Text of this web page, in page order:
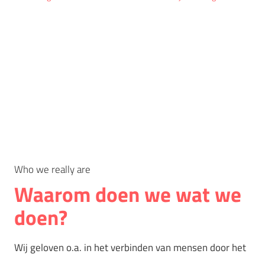
Who we really are
Waarom doen we wat we
doen?
Wij geloven o.a. in het verbinden van mensen door het